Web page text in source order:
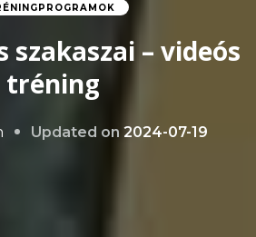
szakaszai – videós
tréning
Updated on 2024-07-19